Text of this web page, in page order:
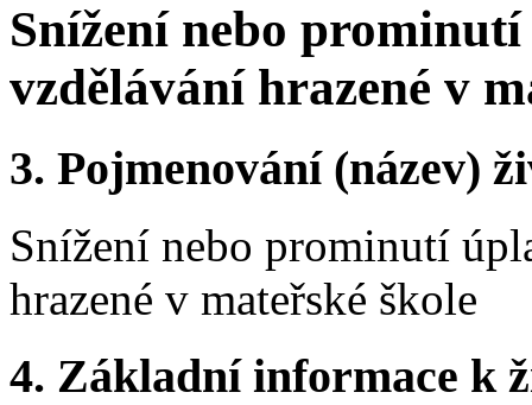
Snížení nebo
vzdělávání hrazené v
3. Pojmenování (název)
Snížení nebo prominutí
hrazené v mateřské škole
4. Základní informace k